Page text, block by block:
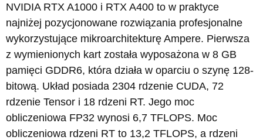
NVIDIA RTX A1000 i RTX A400 to w praktyce
najniżej pozycjonowane rozwiązania profesjonalne
wykorzystujące mikroarchitekturę Ampere. Pierwsza
z wymienionych kart została wyposażona w 8 GB
pamięci GDDR6, która działa w oparciu o szynę 128-
bitową. Układ posiada 2304 rdzenie CUDA, 72
rdzenie Tensor i 18 rdzeni RT. Jego moc
obliczeniowa FP32 wynosi 6,7 TFLOPS. Moc
obliczeniowa rdzeni RT to 13,2 TFLOPS, a rdzeni